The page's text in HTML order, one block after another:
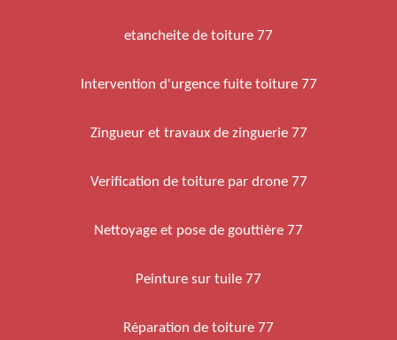
etancheite de toiture 77
Intervention d'urgence fuite toiture 77
Zingueur et travaux de zinguerie 77
Verification de toiture par drone 77
Nettoyage et pose de gouttière 77
Peinture sur tuile 77
Réparation de toiture 77